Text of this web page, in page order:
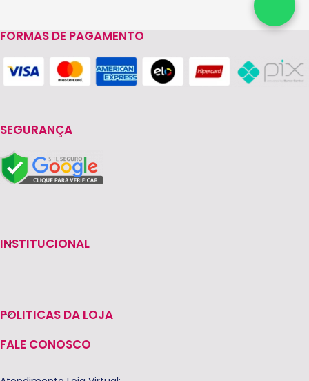
FORMAS DE PAGAMENTO
SEGURANÇA
INSTITUCIONAL
POLITICAS DA LOJA
FALE CONOSCO